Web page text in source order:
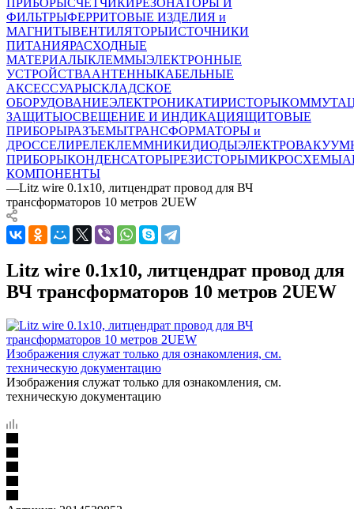
ПРИБОРЫСЧЕТЧИКИРЕЗОНАТОРЫ И
ФИЛЬТРЫФЕРРИТОВЫЕ ИЗДЕЛИЯ и
МАГНИТЫВЕНТИЛЯТОРЫИСТОЧНИКИ
ПИТАНИЯРАСХОДНЫЕ
МАТЕРИАЛЫКЛЕММЫЭЛЕКТРОННЫЕ
УСТРОЙСТВААНТЕННЫКАБЕЛЬНЫЕ
АКСЕССУАРЫСКЛАДСКОЕ
ОБОРУДОВАНИЕЭЛЕКТРОНИКАТИРИСТОРЫ
ЗАЩИТЫОСВЕЩЕНИЕ И ИНДИКАЦИЯЩИТОВЫЕ
ПРИБОРЫРАЗЪЕМЫТРАНСФОРМАТОРЫ и
ДРОССЕЛИРЕЛЕКЛЕММНИКИДИОДЫ
ПРИБОРЫКОНДЕНСАТОРЫРЕЗИСТОРЫМИКРОСХЕМЫ
КОМПОНЕНТЫ
—Litz wire 0.1x10, литцендрат провод для ВЧ
трансформаторов 10 метров 2UEW
Litz wire 0.1x10, литцендрат провод для
ВЧ трансформаторов 10 метров 2UEW
Изображения служат только для ознакомления, см.
техническую документацию
Изображения служат только для ознакомления, см.
техническую документацию